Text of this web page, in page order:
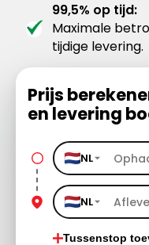
99,5% op tijd:
Maximale
tijdige levering.
Prijs
en levering
NL
NL
Tussenstop